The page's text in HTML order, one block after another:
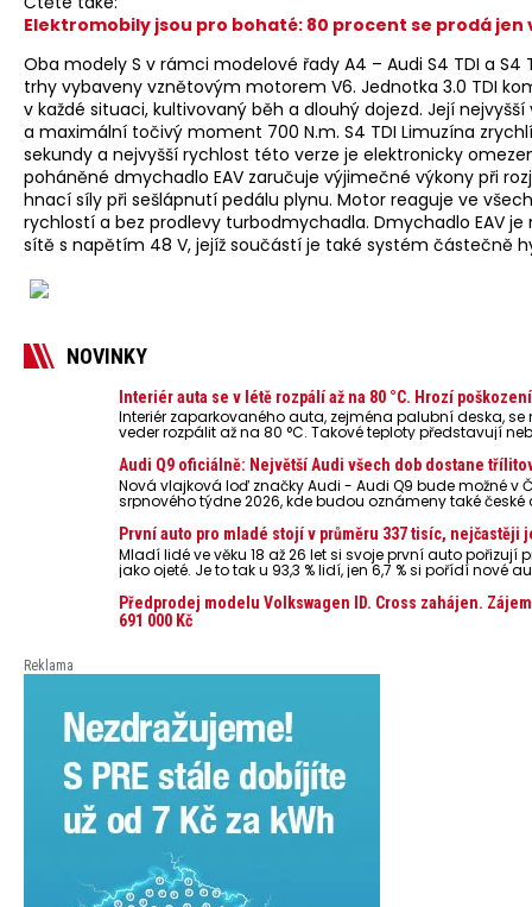
Elektromobily jsou pro bohaté: 80 procent se prodá jen
Oba modely S v rámci modelové řady A4 – Audi S4 TDI a S4
trhy vybaveny vznětovým motorem V6. Jednotka 3.0 TDI
v každé situaci, kultivovaný běh a dlouhý dojezd. Její
a maximální točivý moment 700 N.m. S4 TDI Limuzína
sekundy a nejvyšší rychlost této verze je elektronicky
poháněné dmychadlo EAV zaručuje výjimečné výkony při
hnací síly při sešlápnutí pedálu plynu. Motor reaguje ve
rychlostí a bez prodlevy turbodmychadla. Dmychadlo EAV
sítě s napětím 48 V, jejíž součástí je také systém částečně
NOVINKY
Interiér auta se v létě rozpálí až na 80 °C. Hrozí
Interiér zaparkovaného auta, zejména palubní deska,
veder rozpálit až na 80 °C. Takové teploty představují
případech i zvýšit riziko požáru.
Audi Q9 oficiálně: Největší Audi všech dob dostane
Nová vlajková loď značky Audi - Audi Q9 bude možné v
srpnového týdne 2026, kde budou oznámeny také české
První auto pro mladé stojí v průměru 337 tisíc, nejčastěji
Mladí lidé ve věku 18 až 26 let si svoje první auto
jako ojeté. Je to tak u 93,3 % lidí, jen 6,7 % si pořídí nové
dat Leasingu České spořitelny za posledních 10 let
Předprodej modelu Volkswagen ID. Cross zahájen.
691 000 Kč
Reklama